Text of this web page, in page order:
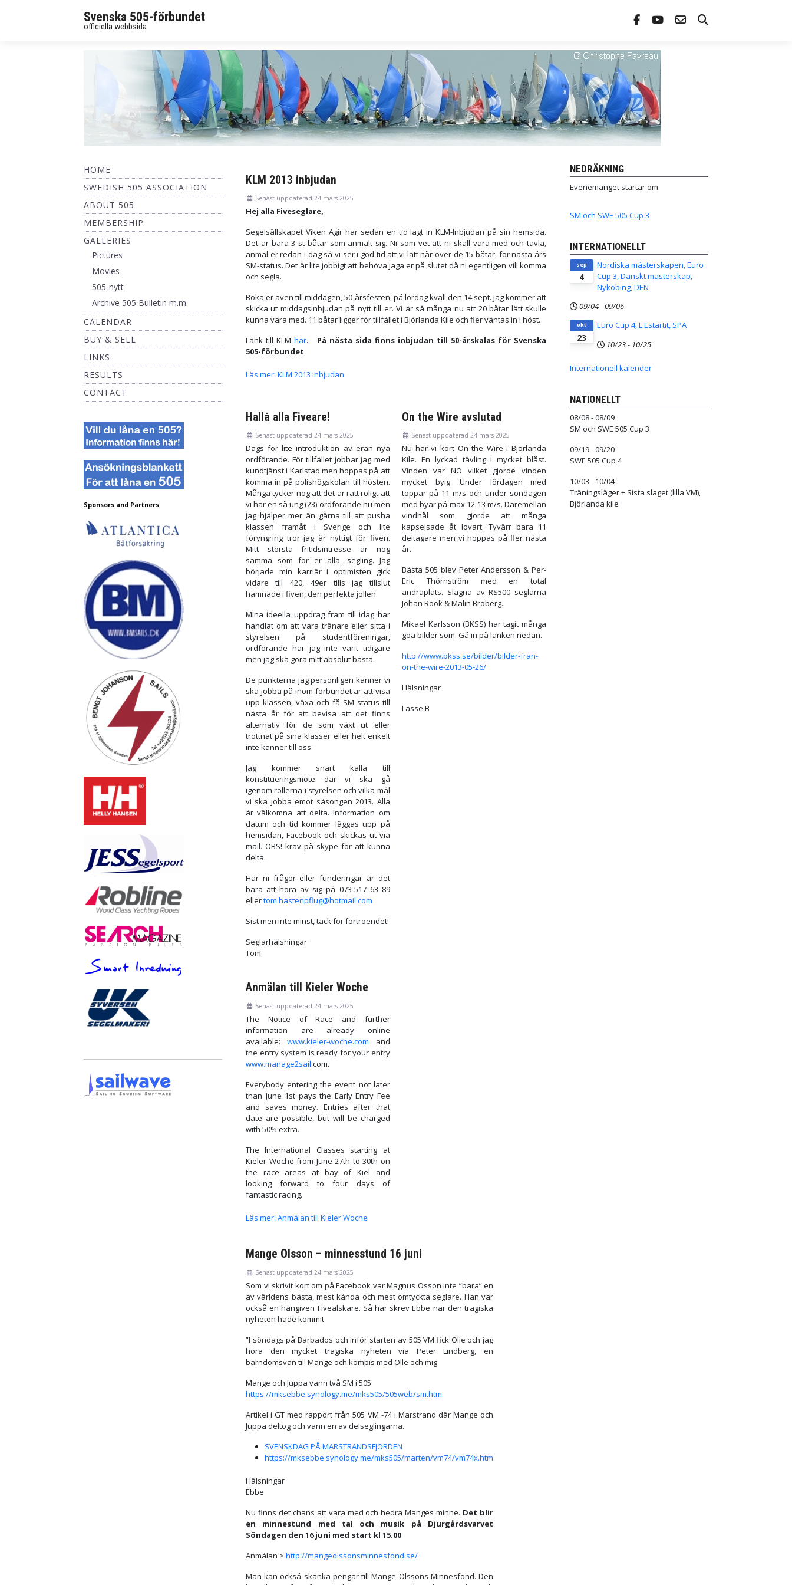
Svenska 505-förbundet
officiella webbsida
HOME
SWEDISH 505 ASSOCIATION
ABOUT 505
MEMBERSHIP
GALLERIES
Pictures
Movies
505-nytt
Archive 505 Bulletin m.m.
CALENDAR
BUY & SELL
LINKS
RESULTS
CONTACT
Sponsors and Partners
KLM 2013 inbjudan
Senast uppdaterad 24 mars 2025
Hej alla Fiveseglare,
Segelsällskapet Viken Ägir har sedan en tid lagt in KLM-Inbjudan på sin hemsida.
Det är bara 3 st båtar som anmält sig. Ni som vet att ni skall vara med och tävla,
anmäl er redan i dag så vi ser i god tid att vi lätt når över de 15 båtar, för nästa års
SM-status. Det är lite jobbigt att behöva jaga er på slutet då ni egentligen vill komma
och segla.
Boka er även till middagen, 50-årsfesten, på lördag kväll den 14 sept. Jag kommer att
skicka ut middagsinbjudan på nytt till er. Vi är så många nu att 20 båtar lätt skulle
kunna vara med. 11 båtar ligger för tillfället i Björlanda Kile och fler väntas in i höst.
Länk till KLM här. På nästa sida finns inbjudan till 50-årskalas för Svenska
505-förbundet
Läs mer: KLM 2013 inbjudan
Hallå alla Fiveare!
Senast uppdaterad 24 mars 2025
Dags för lite introduktion av eran nya
ordförande. För tillfället jobbar jag med
kundtjänst i Karlstad men hoppas på att
komma in på polishögskolan till hösten.
Många tycker nog att det är rätt roligt att
vi har en så ung (23) ordförande nu men
jag hjälper mer än gärna till att pusha
klassen framåt i Sverige och lite
föryngring tror jag är nyttigt för fiven.
Mitt största fritidsintresse är nog
samma som för er alla, segling. Jag
började min karriär i optimisten gick
vidare till 420, 49er tills jag tillslut
hamnade i fiven, den perfekta jollen.
Mina ideella uppdrag fram till idag har
handlat om att vara tränare eller sitta i
styrelsen på studentföreningar,
ordförande har jag inte varit tidigare
men jag ska göra mitt absolut bästa.
De punkterna jag personligen känner vi
ska jobba på inom förbundet är att visa
upp klassen, växa och få SM status till
nästa år för att bevisa att det finns
alternativ för de som växt ut eller
tröttnat på sina klasser eller helt enkelt
inte känner till oss.
Jag kommer snart kalla till
konstitueringsmöte där vi ska gå
igenom rollerna i styrelsen och vilka mål
vi ska jobba emot säsongen 2013. Alla
är välkomna att delta. Information om
datum och tid kommer läggas upp på
hemsidan, Facebook och skickas ut via
mail. OBS! krav på skype för att kunna
delta.
Har ni frågor eller funderingar är det
bara att höra av sig på 073-517 63 89
ellertom.hastenpflug@hotmail.com
Sist men inte minst, tack för förtroendet!
Seglarhälsningar
Tom
On the Wire avslutad
Senast uppdaterad 24 mars 2025
Nu har vi kört On the Wire i Björlanda
Kile. En lyckad tävling i mycket blåst.
Vinden var NO vilket gjorde vinden
mycket byig. Under lördagen med
toppar på 11 m/s och under söndagen
med byar på max 12-13 m/s. Däremellan
vindhål som gjorde att många
kapsejsade åt lovart. Tyvärr bara 11
deltagare men vi hoppas på fler nästa
år.
Bästa 505 blev Peter Andersson & Per-
Eric Thörnström med en total
andraplats. Slagna av RS500 seglarna
Johan Röök & Malin Broberg.
Mikael Karlsson (BKSS) har tagit många
goa bilder som. Gå in på länken nedan.
http://www.bkss.se/bilder/bilder-fran-
on-the-wire-2013-05-26/
Hälsningar
Lasse B
Anmälan till Kieler Woche
Senast uppdaterad 24 mars 2025
The Notice of Race and further
information are already online
available:www.kieler-woche.com and
the entry system is ready for your entry
www.manage2sail.com.
Everybody entering the event not later
than June 1st pays the Early Entry Fee
and saves money. Entries after that
date are possible, but will be charged
with 50% extra.
The International Classes starting at
Kieler Woche from June 27th to 30th on
the race areas at bay of Kiel and
looking forward to four days of
fantastic racing.
Läs mer: Anmälan till Kieler Woche
Mange Olsson – minnesstund 16 juni
Senast uppdaterad 24 mars 2025
Som vi skrivit kort om på Facebook var Magnus Osson inte ”bara” en
av världens bästa, mest kända och mest omtyckta seglare. Han var
också en hängiven Fiveälskare. Så här skrev Ebbe när den tragiska
nyheten hade kommit.
”I söndags på Barbados och inför starten av 505 VM fick Olle och jag
höra den mycket tragiska nyheten via Peter Lindberg, en
barndomsvän till Mange och kompis med Olle och mig.
Mange och Juppa vann två SM i 505:
https://mksebbe.synology.me/mks505/505web/sm.htm
Artikel i GT med rapport från 505 VM -74 i Marstrand där Mange och
Juppa deltog och vann en av delseglingarna.
SVENSKDAG PÅ MARSTRANDSFJORDEN
https://mksebbe.synology.me/mks505/marten/vm74/vm74x.htm
Hälsningar
Ebbe
Nu finns det chans att vara med och hedra Manges minne. Det blir
en minnestund med tal och musik på Djurgårdsvarvet
Söndagen den 16 juni med start kl 15.00
Anmälan > http://mangeolssonsminnesfond.se/
Man kan också skänka pengar till Mange Olssons Minnesfond. Den
NEDRÄKNING
Evenemanget startar om
SM och SWE 505 Cup 3
INTERNATIONELLT
4
sep
Nordiska mästerskapen, Euro
Cup 3, Danskt mästerskap,
Nyköbing, DEN
09/04-09/06
23
okt
Euro Cup 4, L'Estartit, SPA
10/23- 10/25
Internationell kalender
NATIONELLT
08/08 - 08/09
SM och SWE 505 Cup 3
09/19 - 09/20
SWE 505 Cup 4
10/03 - 10/04
Träningsläger + Sista slaget (lilla VM),
Björlanda kile